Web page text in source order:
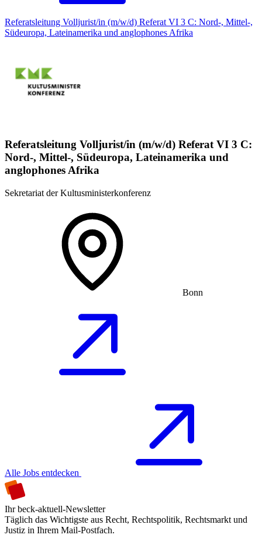
Referatsleitung Volljurist/in (m/w/d) Referat VI 3 C: Nord-, Mittel-,
Südeuropa, Lateinamerika und anglophones Afrika
Referatsleitung Volljurist/in (m/w/d) Referat VI 3 C:
Nord-, Mittel-, Südeuropa, Lateinamerika und
anglophones Afrika
Sekretariat der Kultusministerkonferenz
Bonn
Alle Jobs entdecken
Ihr beck-aktuell-Newsletter
Täglich das Wichtigste aus Recht, Rechtspolitik, Rechtsmarkt und
Justiz in Ihrem Mail-Postfach.